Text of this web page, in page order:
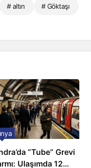
# altın # Göktaşı
“Tube” Grevi
Ulaşımda 12